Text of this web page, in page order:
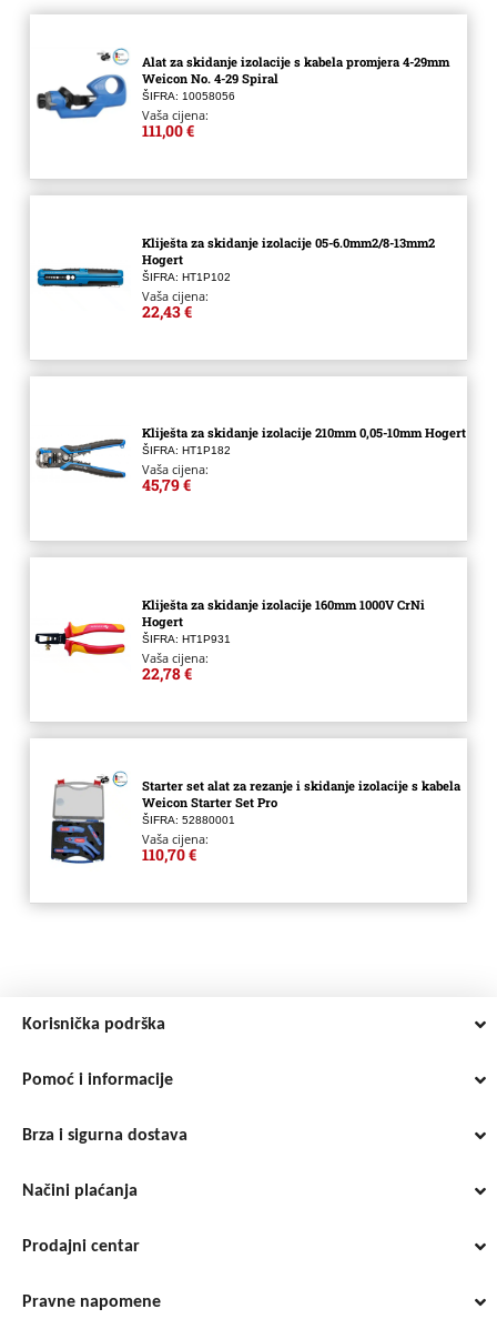
Alat za skidanje izolacije s kabela promjera 4-29mm
Weicon No. 4-29 Spiral
ŠIFRA: 10058056
Vaša cijena:
111,00 €
Kliješta za skidanje izolacije 05-6.0mm2/8-13mm2
Hogert
ŠIFRA: HT1P102
Vaša cijena:
22,43 €
Kliješta za skidanje izolacije 210mm 0,05-10mm Hogert
ŠIFRA: HT1P182
Vaša cijena:
45,79 €
Kliješta za skidanje izolacije 160mm 1000V CrNi
Hogert
ŠIFRA: HT1P931
Vaša cijena:
22,78 €
Starter set alat za rezanje i skidanje izolacije s kabela
Weicon Starter Set Pro
ŠIFRA: 52880001
Vaša cijena:
110,70 €
Korisnička podrška
Pomoć i informacije
Brza i sigurna dostava
Načini plaćanja
Prodajni centar
Pravne napomene